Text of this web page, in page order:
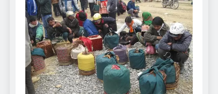
7 Năm Ago
How Often Do I Need to
Groom My Bulldog
7 Năm Ago